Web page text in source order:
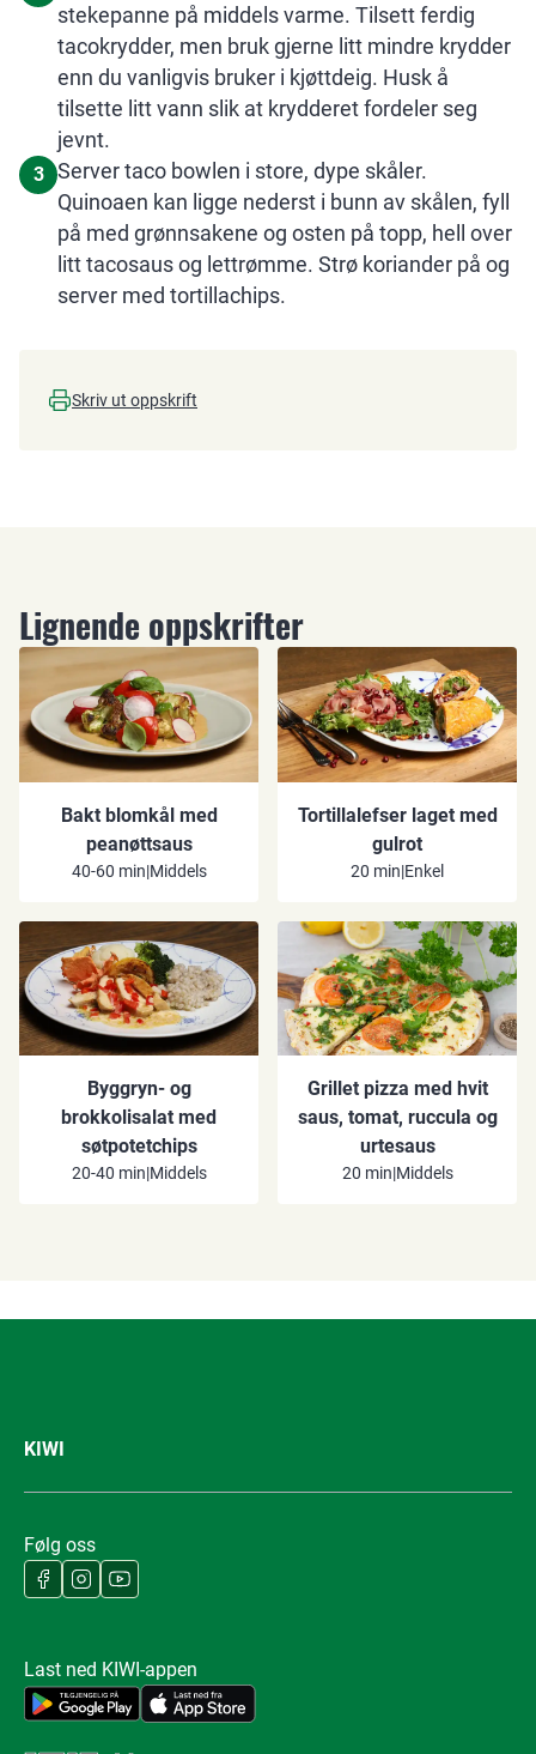
stekepanne på middels varme. Tilsett ferdig
tacokrydder, men bruk gjerne litt mindre krydder
enn du vanligvis bruker i kjøttdeig. Husk å
tilsette litt vann slik at krydderet fordeler seg
jevnt.
3
Server taco bowlen i store, dype skåler.
Quinoaen kan ligge nederst i bunn av skålen, fyll
på med grønnsakene og osten på topp, hell over
litt tacosaus og lettrømme. Strø koriander på og
server med tortillachips.
Skriv ut oppskrift
Lignende oppskrifter
Bakt blomkål med
peanøttsaus
40-60 min|Middels
Tortillalefser laget med
gulrot
20 min|Enkel
Byggryn- og
brokkolisalat med
søtpotetchips
20-40 min|Middels
Grillet pizza med hvit
saus, tomat, ruccula og
urtesaus
20 min|Middels
KIWI
Følg oss
Last ned KIWI-appen